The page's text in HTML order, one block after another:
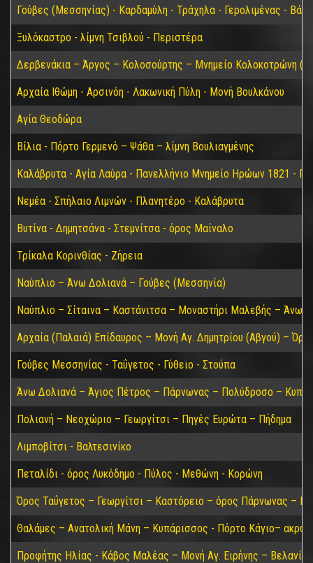
Γούβες (Μεσσηνίας) - Καρδαμύλη - Τράχηλα - Γερολιμένας -
Ξυλόκαστρο - λίμνη Τσιβλού - Περιστέρα
Δερβενάκια – Άργος – Κολοσούρτης – Μνημείο Κολοκοτρώνη
Αρχαία Ιθώμη - Αρσινόη - Λακωνική Πύλη - Μονή Βουλκάνου
Αγία Θεοδώρα
Βίλια - Πόρτο Γερμενό – Ψάθα – λίμνη Βουλιαγμένης
Καλάβρυτα - Αγία Λαύρα - Πανελλήνιο Μνημείο Ηρώων 1821 -
Νεμέα - Σπήλαιο Λιμνών - Πλανητέρο - Καλάβρυτα
Βυτίνα - Δημητσάνα - Στεμνίτσα - όρος Μαίναλο
Τρίκαλα Κορινθίας - Ζήρεια
Ναύπλιο – Άνω Δολιανά – Γούβες (Μεσσηνία)
Ναύπλιο – Σίταινα – Καστάνιτσα – Μοναστήρι Μαλεβής – Άνω
Αρχαία (Παλαιά) Επίδαυρος – Μονή Αγ. Δημητρίου (Αβγού) –
Γούβες Μεσσηνίας - Ταΰγετος - Γύθειο - Στούπα
Άνω Δολιανά – Άγιος Πέτρος – Πάρνωνας – Πολύδροσο –
Πολιανή – Νεοχώριο – Γεωργίτσι – Πηγές Ευρώτα – Πήδημα
Λιμποβίτσι - Βαλτεσινίκο
Πεταλίδι - όρος Λυκόδημο - Πύλος - Μεθώνη - Κορώνη
Όρος Ταΰγετος – Γεωργίτσι – Καστόρειο – όρος Πάρνωνας –
Θαλάμες – Ανατολική Μάνη – Κυπάρισσος - Πόρτο Κάγιο–
Προφήτης Ηλίας - Κάβος Μαλέας – Μονή Αγ. Ειρήνης –